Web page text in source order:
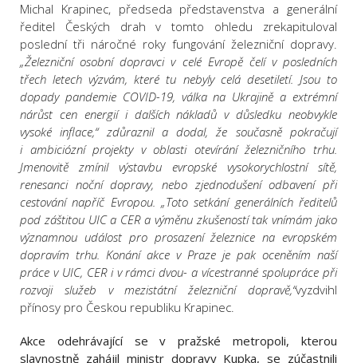
Michal Krapinec, předseda představenstva a generální
ředitel Českých drah v tomto ohledu zrekapituloval
poslední tři náročné roky fungování železniční dopravy.
„Železniční osobní dopravci v celé Evropě čelí v posledních
třech letech výzvám, které tu nebyly celá desetiletí. Jsou to
dopady pandemie COVID-19, válka na Ukrajině a extrémní
nárůst cen energií i dalších nákladů v důsledku neobvykle
vysoké inflace,“ zdůraznil adodal, že současně pokračují
i ambiciózní projekty v oblasti otevírání železničního trhu.
Jmenovitě zmínil výstavbu evropské vysokorychlostní sítě,
renesanci noční dopravy, nebo zjednodušení odbavení při
cestování napříč Evropou. „Toto setkání generálních ředitelů
pod záštitou UIC a CER a výměnu zkušeností tak vnímám jako
významnou událost pro prosazení železnice na evropském
dopravím trhu. Konání akce v Praze je pak oceněním naší
práce v UIC, CER i v rámci dvou- a vícestranné spolupráce při
rozvoji služeb v mezistátní železniční dopravě,“vyzdvihl
přínosy pro Českou republiku Krapinec.
Akce odehrávající se v pražské metropoli, kterou
slavnostně zahájil ministr dopravy Kupka, se zúčastnili